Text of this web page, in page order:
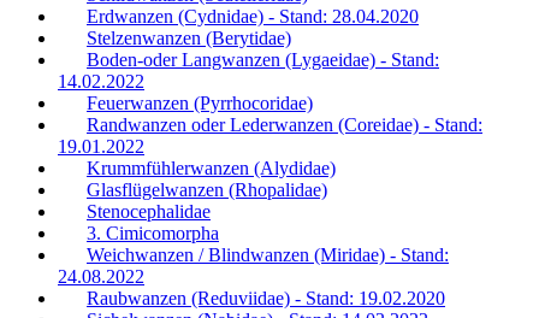
Erdwanzen (Cydnidae) - Stand: 28.04.2020
Stelzenwanzen (Berytidae)
Boden-oder Langwanzen (Lygaeidae) - Stand:
14.02.2022
Feuerwanzen (Pyrrhocoridae)
Randwanzen oder Lederwanzen (Coreidae) - Stand:
19.01.2022
Krummfühlerwanzen (Alydidae)
Glasflügelwanzen (Rhopalidae)
Stenocephalidae
3. Cimicomorpha
Weichwanzen / Blindwanzen (Miridae) - Stand:
24.08.2022
Raubwanzen (Reduviidae) - Stand: 19.02.2020